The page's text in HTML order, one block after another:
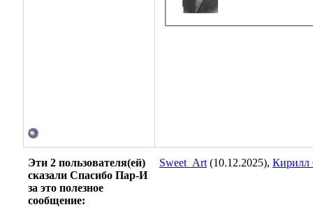
Эти 2 пользователя(ей)
сказали Спасибо Пар-И
за это полезное
сообщение:
Sweet_Art (10.12.2025), Кирилл